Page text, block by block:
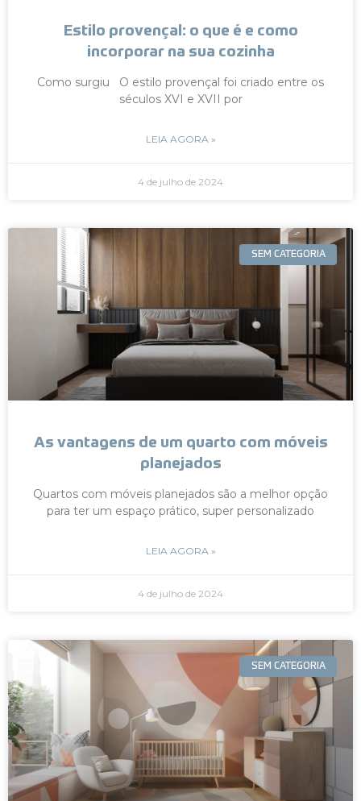
Estilo provençal: o que é e como
incorporar na sua cozinha
Como surgiu O estilo provençal foi criado entre os
séculos XVI e XVII por
LEIA AGORA »
4 de julho de 2024
SEM CATEGORIA
As vantagens de um quarto com móveis
planejados
Quartos com móveis planejados são a melhor opção
para ter um espaço prático, super personalizado
LEIA AGORA »
4 de julho de 2024
SEM CATEGORIA